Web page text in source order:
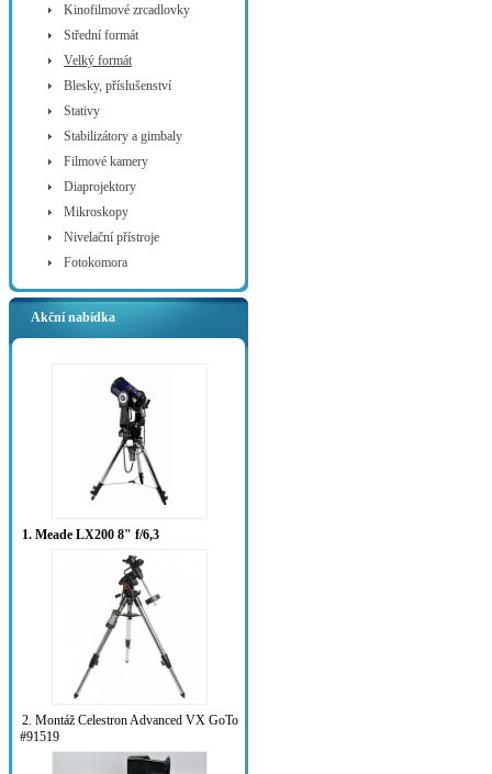
Kinofilmové zrcadlovky
Střední formát
Velký formát
Blesky, příslušenství
Stativy
Stabilizátory a gimbaly
Filmové kamery
Diaprojektory
Mikroskopy
Nivelační přístroje
Fotokomora
Akční nabídka
1. Meade LX200 8" f/6,3
2. Montáž Celestron Advanced VX GoTo
#91519